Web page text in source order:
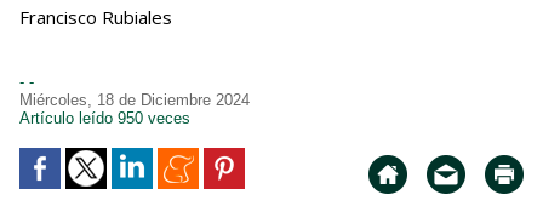
Francisco Rubiales
- -
Miércoles, 18 de Diciembre 2024
Artículo leído 950 veces